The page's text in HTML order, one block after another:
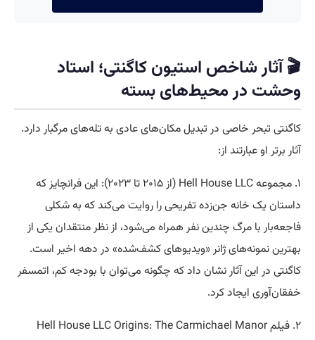
🎬 آثار شاخص استیون کاگنتی؛ استاد
وحشت در محیط‌های بسته
کاگنتی تبحر خاصی در تبدیل مکان‌های عادی به تله‌های مرگبار دارد.
آثار برتر او عبارتند از:
۱. مجموعه Hell House LLC (از ۲۰۱۵ تا ۲۰۲۳): این فرانچایز که
داستان یک خانه جن‌زده تفریحی را روایت می‌کند که به شکلی
فاجعه‌بار با مرگ چندین نفر همراه می‌شود، از نظر منتقدان یکی از
بهترین نمونه‌های ژانر «ویدیوهای کشف‌شده» در دهه اخیر است.
کاگنتی در این آثار نشان داد که چگونه می‌توان با بودجه کم، اتمسفر
خفقان‌آوری ایجاد کرد.
۲. فیلم Hell House LLC Origins: The Carmichael Manor